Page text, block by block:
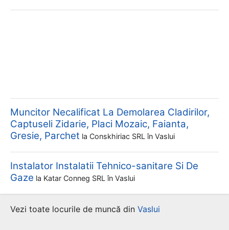
Muncitor Necalificat La Demolarea Cladirilor,
Captuseli Zidarie, Placi Mozaic, Faianta,
Gresie, Parchet la Conskhiriac SRL în Vaslui
Instalator Instalatii Tehnico-sanitare Si De
Gaze la Katar Conneg SRL în Vaslui
Vezi toate locurile de muncă din Vaslui